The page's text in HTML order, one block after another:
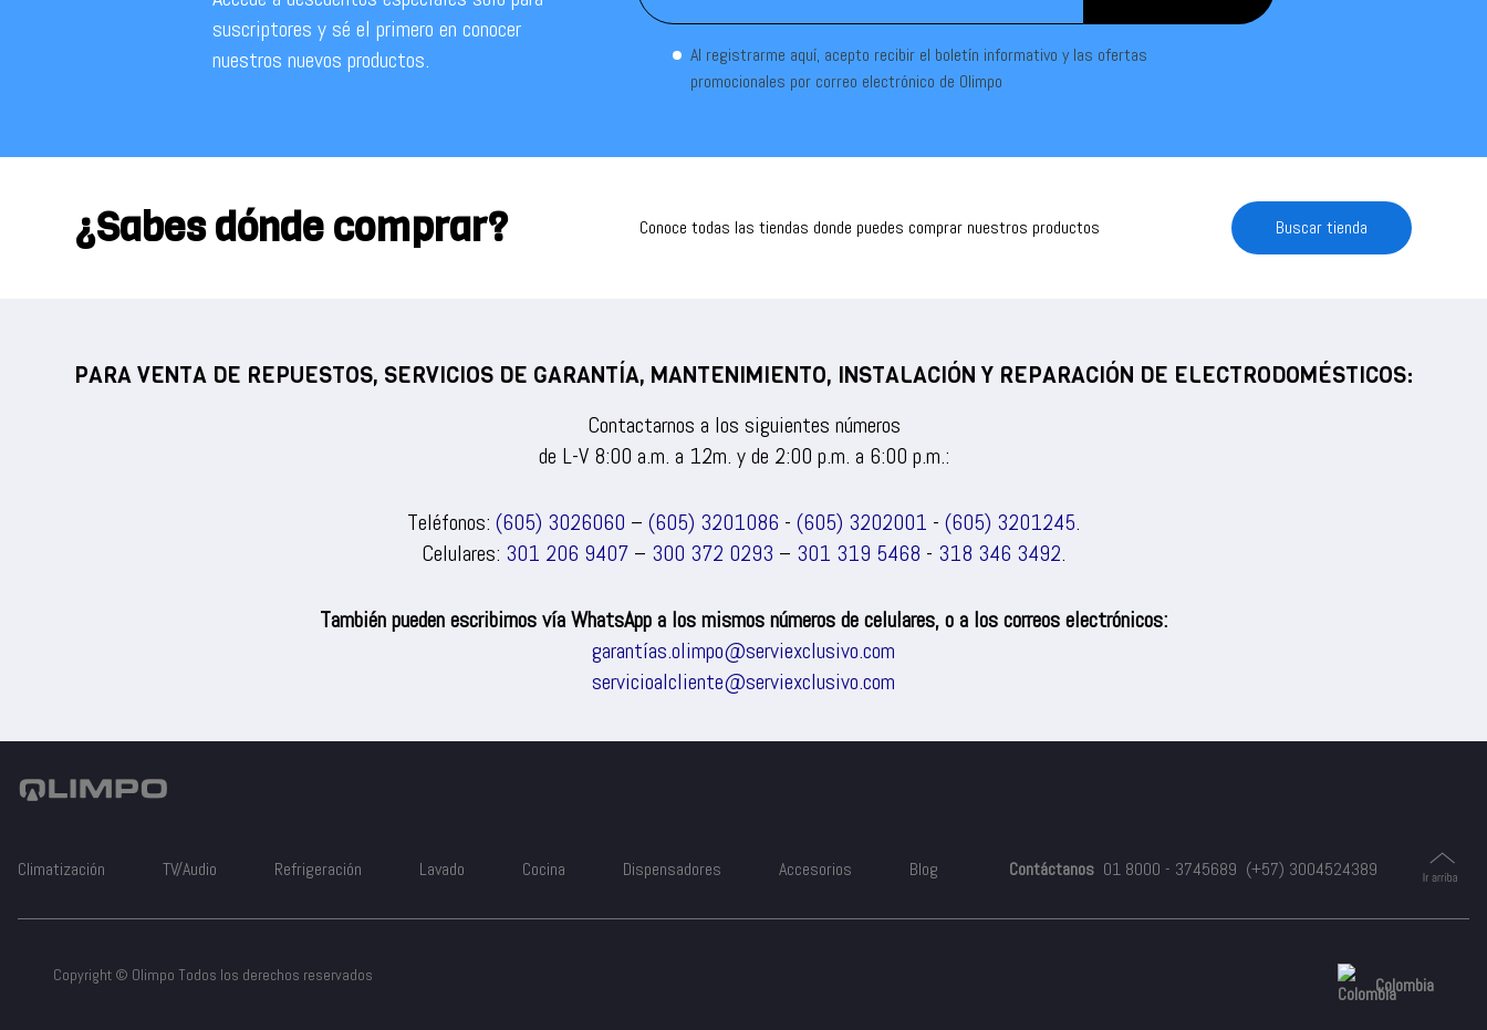
suscriptores y sé el primero en conocer
nuestros nuevos productos.
Al registrarme aquí, acepto recibir el boletín informativo y las ofertas
promocionales por correo electrónico de Olimpo
¿Sabes dónde comprar? Conoce todas las tiendas donde puedes comprar nuestros productos Buscar tienda
PARA VENTA DE REPUESTOS, SERVICIOS DE GARANTÍA, MANTENIMIENTO, INSTALACIÓN Y REPARACIÓN DE ELECTRODOMÉSTICOS:
Contactarnos a los siguientes números
de L-V 8:00 a.m. a 12m. y de 2:00 p.m. a 6:00 p.m.:
Teléfonos: (605) 3026060 – (605) 3201086 - (605) 3202001 - (605) 3201245.
Celulares: 301 206 9407 – 300 372 0293 – 301 319 5468 - 318 346 3492.
También pueden escribirnos vía WhatsApp a los mismos números de celulares, o a los correos electrónicos:
garantías.olimpo@serviexclusivo.com
servicioalcliente@serviexclusivo.com
Climatización TV/Audio Refrigeración Lavado Cocina Dispensadores Accesorios Blog Contáctanos 01 8000 - 3745689 (+57) 3004524389
Copyright © Olimpo Todos los derechos reservados Colombia